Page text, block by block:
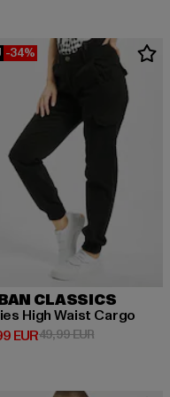
-34%
CLASSICS
High Waist Cargo
EURPreis: 32,99 EUR
49,99 EURAktionspreis: